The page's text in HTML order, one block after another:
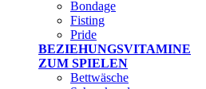
Bondage
Fisting
Pride
BEZIEHUNGSVITAMINE
ZUM SPIELEN
Bettwäsche